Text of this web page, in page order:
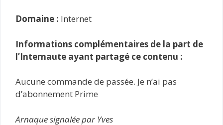
Domaine : Internet
Informations complémentaires de la part de
l’Internaute ayant partagé ce contenu :
Aucune commande de passée. Je n’ai pas
d’abonnement Prime
Arnaque signalée par Yves